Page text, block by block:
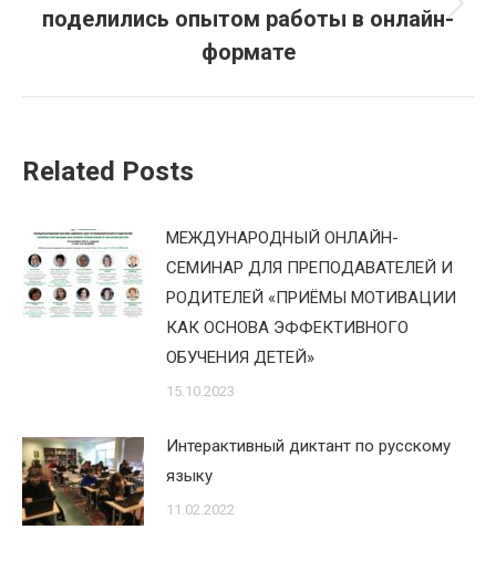
Следующая
запись:
поделились опытом работы в онлайн-
формате
Related Posts
МЕЖДУНАРОДНЫЙ ОНЛАЙН-
СЕМИНАР ДЛЯ ПРЕПОДАВАТЕЛЕЙ И
РОДИТЕЛЕЙ «ПРИЁМЫ МОТИВАЦИИ
КАК ОСНОВА ЭФФЕКТИВНОГО
ОБУЧЕНИЯ ДЕТЕЙ»
15.10.2023
Интерактивный диктант по русскому
языку
11.02.2022